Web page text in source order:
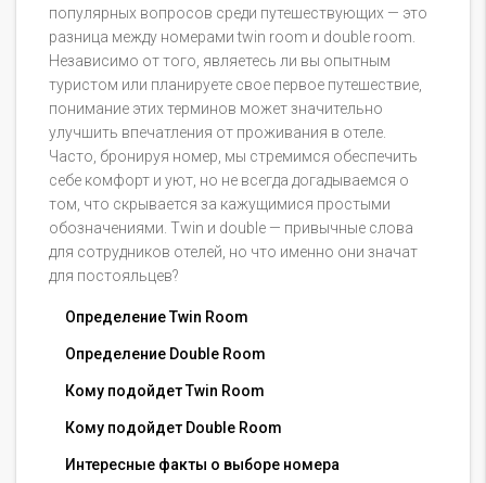
популярных вопросов среди путешествующих — это
разница между номерами twin room и double room.
Независимо от того, являетесь ли вы опытным
туристом или планируете свое первое путешествие,
понимание этих терминов может значительно
улучшить впечатления от проживания в отеле.
Часто, бронируя номер, мы стремимся обеспечить
себе комфорт и уют, но не всегда догадываемся о
том, что скрывается за кажущимися простыми
обозначениями. Twin и double — привычные слова
для сотрудников отелей, но что именно они значат
для постояльцев?
Определение Twin Room
Определение Double Room
Кому подойдет Twin Room
Кому подойдет Double Room
Интересные факты о выборе номера